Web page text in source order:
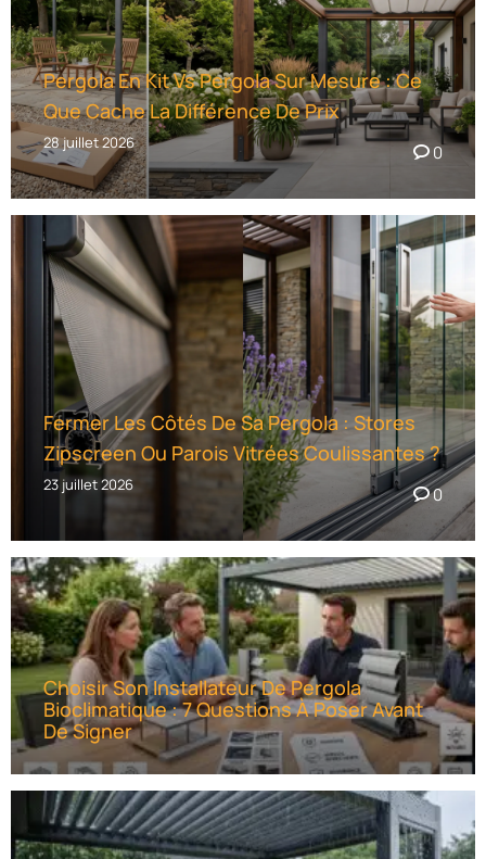
Pergola En Kit Vs Pergola Sur Mesure : Ce
Que Cache La Différence De Prix
28 juillet 2026 0
Fermer Les Côtés De Sa Pergola : Stores
Zipscreen Ou Parois Vitrées Coulissantes ?
23 juillet 2026 0
Choisir Son Installateur De Pergola
Bioclimatique : 7 Questions À Poser Avant
De Signer